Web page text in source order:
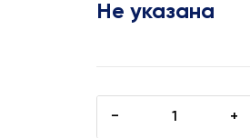
Не указана
− +